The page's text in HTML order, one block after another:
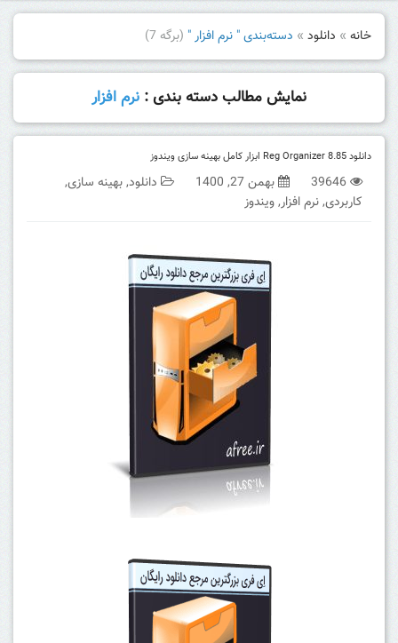
خانه » دانلود » دسته‌بندی " نرم افزار " (برگه 7)
نمایش مطالب دسته بندی : نرم افزار
دانلود Reg Organizer 8.85 ابزار کامل بهینه سازی ویندوز
39646 بهمن 27, 1400 دانلود,بهینه سازی,
کاربردی,نرم افزار,ویندوز